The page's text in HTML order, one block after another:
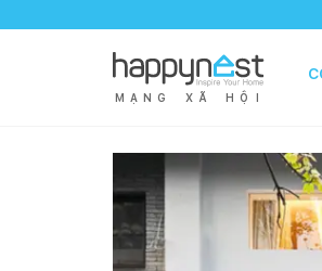
M Ạ N G X Ã H Ộ I